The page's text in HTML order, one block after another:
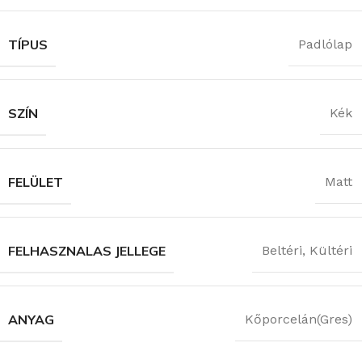
TÍPUS Padlólap
SZÍN Kék
FELÜLET Matt
FELHASZNALAS JELLEGE Beltéri, Kültéri
ANYAG Kőporcelán(Gres)